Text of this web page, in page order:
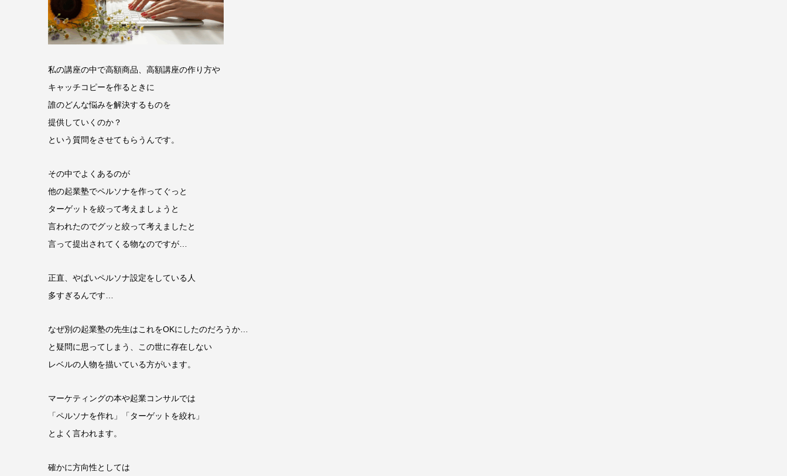
私の講座の中で高額商品、高額講座の作り方や
キャッチコピーを作るときに
誰のどんな悩みを解決するものを
提供していくのか？
という質問をさせてもらうんです。
その中でよくあるのが
他の起業塾でペルソナを作ってぐっと
ターゲットを絞って考えましょうと
言われたのでグッと絞って考えましたと
言って提出されてくる物なのですが…
正直、やばいペルソナ設定をしている人
多すぎるんです…
なぜ別の起業塾の先生はこれをOKにしたのだろうか…
と疑問に思ってしまう、この世に存在しない
レベルの人物を描いている方がいます。
マーケティングの本や起業コンサルでは
「ペルソナを作れ」「ターゲットを絞れ」
とよく言われます。
確かに方向性としては